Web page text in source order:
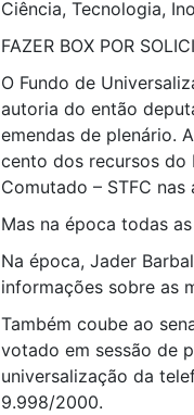
Ciência, Tecnologia,
FAZER BOX POR
O Fundo de
autoria do então
emendas de plenário.
cento dos recursos do
Comutado – STFC nas
Mas na época todas
Na época, Jader
informações sobre as
Também coube ao
votado em sessão de
universalização da
9.998/2000.